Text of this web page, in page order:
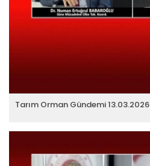
Tarım Orman Gündemi 13.03.2026